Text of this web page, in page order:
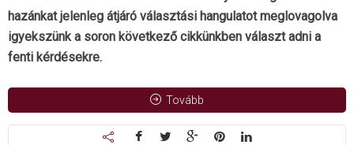
hazánkat jelenleg átjáró választási hangulatot meglovagolva
igyekszünk a soron következő cikkünkben választ adni a
fenti kérdésekre.
Tovább